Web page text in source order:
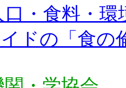
口・食料・
ドの「食の